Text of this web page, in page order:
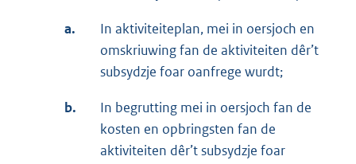
a.
In aktiviteiteplan, mei in oersjoch en
omskriuwing fan de aktiviteiten dêr’t
subsydzje foar oanfrege wurdt;
b.
In begrutting mei in oersjoch fan de
kosten en opbringsten fan de
aktiviteiten dêr’t subsydzje foar